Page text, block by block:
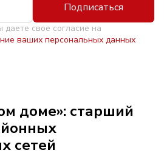
Подписаться
свое согласие на
ваших персональных данных
доме»: старший
сетей